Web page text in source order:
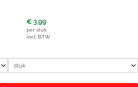
€ 3,99
per stuk
incl. BTW